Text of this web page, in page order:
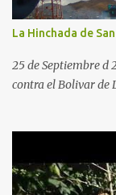
La Hinchada de
25 de Septiembre d
contra el Bolivar de